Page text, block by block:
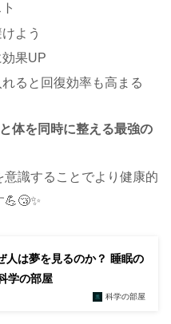
よう
果UP
ると回復効率も高まる
体を同時に整える最強の
識することでより健康的
人は夢を見るのか？ 睡眠の
学の部屋
科学の部屋